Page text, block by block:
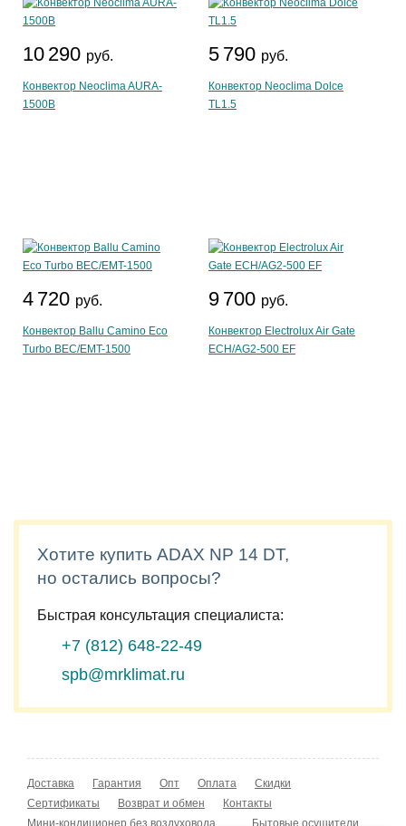
10 290 руб.
Конвектор Neoclima AURA-
1500B
5 790 руб.
Конвектор Neoclima Dolce
TL1.5
4 720 руб.
Конвектор Ballu Camino Eco
Turbo BEC/EMT-1500
9 700 руб.
Конвектор Electrolux Air Gate
ECH/AG2-500 EF
Хотите купить ADAX NP 14 DT,
но остались вопросы?
Быстрая консультация специалиста:
+7 (812) 648-22-49
spb@mrklimat.ru
Доставка Гарантия Опт Оплата
Скидки
Сертификаты
Возврат и обмен
Контакты
Мини-кондиционер без воздуховода
Бытовые осушители